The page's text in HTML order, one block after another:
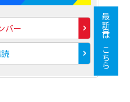
バー 最新号はこちら